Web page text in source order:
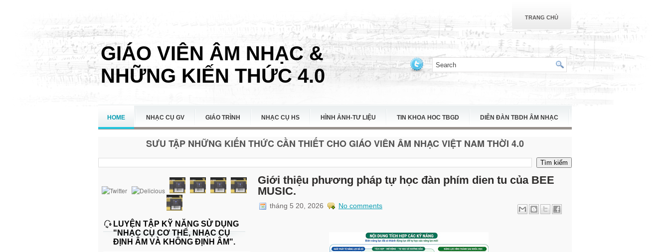
TRANG CHỦ
GIÁO VIÊN ÂM NHẠC &
NHỮNG KIẾN THỨC 4.0
HOME NHẠC CỤ GV GIÁO TRÌNH NHẠC CỤ HS HÌNH ẢNH-TƯ LIỆU TIN KHOA HOC TBGD DIỄN ĐÀN TBDH ÂM NHẠC
SƯU TẬP NHỮNG KIẾN THỨC CẦN THIẾT CHO GIÁO VIÊN ÂM NHẠC VIỆT NAM THỜI 4.0
LUYỆN TẬP KỸ NĂNG SỬ DỤNG
"NHẠC CỤ CƠ THỂ, NHẠC CỤ
ĐỊNH ÂM VÀ KHÔNG ĐỊNH ÂM".
Giới thiệu phương pháp tự học đàn phím dien tu của BEE
MUSIC.
tháng 5 20, 2026 No comments